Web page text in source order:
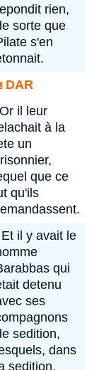
rien,
sorte que
s'en
DAR
Or il leur
à la
un
que ce
qu'ils
Et il y avait le
qui
detenu
ses
sedition,
dans
sedition,